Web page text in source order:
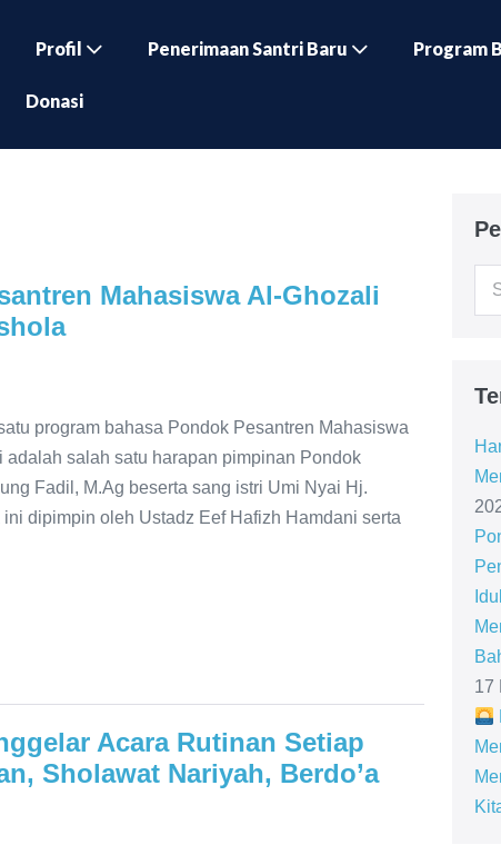
Profil Penerimaan Santri Baru Program
Donasi
Mahasiswa Al-Ghozali
program bahasa Pondok Pesantren Mahasiswa
salah satu harapan pimpinan Pondok
Fadil, M.Ag beserta sang istri Umi Nyai Hj.
dipimpin oleh Ustadz Eef Hafizh Hamdani serta
Acara Rutinan Setiap
Sholawat Nariyah, Berdo’a
17